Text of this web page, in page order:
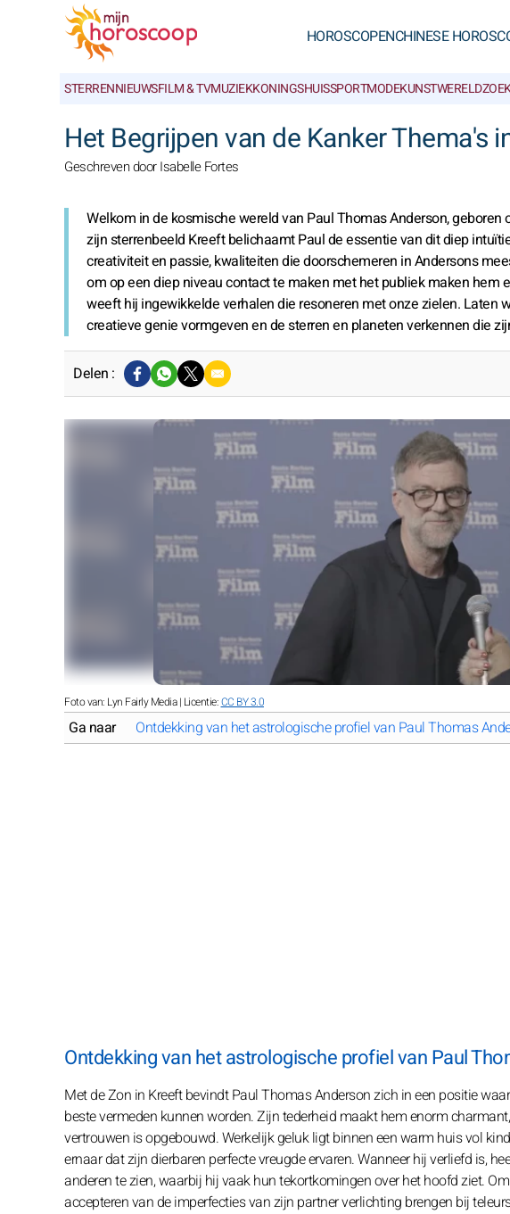
HOROSCOPENCHINESE
STERRENNIEUWSFILM & TVMUZIEKKONINGSHUISSPORTMODEKUNSTWERELD
Het Begrijpen van de Kanker Thema's
Geschreven door Isabelle Fortes
Welkom in de kosmische wereld van Paul Thomas Anderson,
zijn sterrenbeeld Kreeft belichaamt Paul de essentie van dit diep
creativiteit en passie, kwaliteiten die doorschemeren in Andersons
om op een diep niveau contact te maken met het publiek maken
weeft hij ingewikkelde verhalen die resoneren met onze zielen. Laten
creatieve genie vormgeven en de sterren en planeten verkennen die
Delen :
Foto van: Lyn Fairly Media | Licentie:CC BY 3.0
Ga naar Ontdekking van het astrologische profiel van Paul Thomas
Ontdekking van het astrologische profiel van Paul
Met de Zon in Kreeft bevindt Paul Thomas Anderson zich in een positie
beste vermeden kunnen worden. Zijn tederheid maakt hem enorm
vertrouwen is opgebouwd. Werkelijk geluk ligt binnen een warm huis vol
ernaar dat zijn dierbaren perfecte vreugde ervaren. Wanneer hij verliefd is,
anderen te zien, waarbij hij vaak hun tekortkomingen over het hoofd ziet.
accepteren van de imperfecties van zijn partner verlichting brengen bij